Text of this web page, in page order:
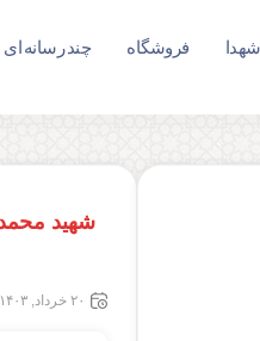
شهدا فروشگاه چند رسانه ای
شهید
۲۰ خرداد, ۱۴۰۳